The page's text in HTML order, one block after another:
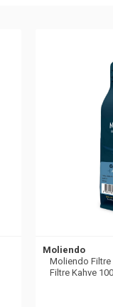
Moliendo
Moliendo Filtre
Filtre Kahve